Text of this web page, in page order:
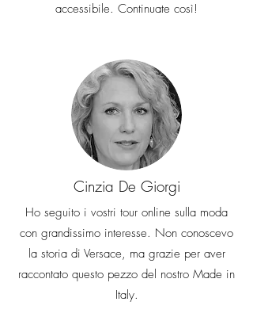
accessibile. Continuate così!
Cinzia De Giorgi
Ho seguito i vostri tour online sulla moda
con grandissimo interesse. Non conoscevo
la storia di Versace, ma grazie per aver
raccontato questo pezzo del nostro Made in
Italy.